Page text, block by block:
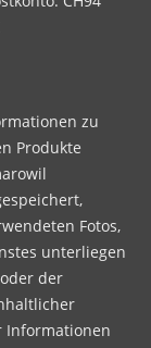
zu
Produkte
Fotos,
unterliegen
der
Informationen